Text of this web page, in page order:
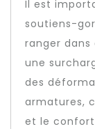
Il est
soutiens-
ranger dans
une
des
armatures,
et le confort